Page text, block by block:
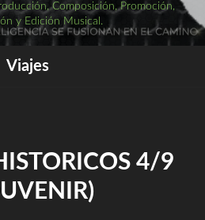
Composición, Promoción,
y Edición Musical.
Viajes
4/9